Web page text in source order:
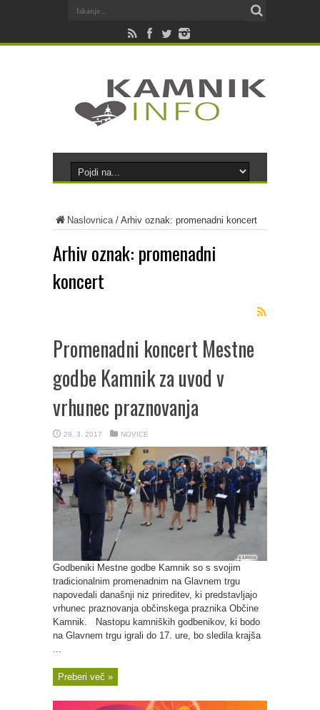
Naslovnica/ Arhiv oznak: promenadni koncert
Arhiv oznak: promenadni
koncert
Promenadni koncert Mestne
godbe Kamnik za uvod v
vrhunec praznovanja
29. 3. 2017 NOVICE
Godbeniki Mestne godbe Kamnik so s svojim
tradicionalnim promenadnim na Glavnem trgu
napovedali današnji niz prireditev, ki predstavljajo
vrhunec praznovanja občinskega praznika Občine
Kamnik. Nastopu kamniških godbenikov, ki bodo
na Glavnem trgu igrali do 17. ure, bo sledila krajša
...
Preberi več »